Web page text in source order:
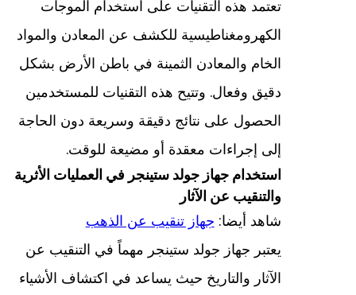
تعتمد هذه التقنيات على استخدام الموجات
الكهرومغناطيسية للكشف عن المعادن والمواد
الخام والمعادن الثمينة في باطن الأرض بشكل
دقيق وفعال. وتتيح هذه التقنيات للمستخدمين
الحصول على نتائج دقيقة وسريعة دون الحاجة
إلى إجراءات معقدة أو مضيعة للوقت.
استخدام جهاز جولد ستينجر في العمليات الأثرية
والتنقيب عن الآثار
شاهد أيضا: جهاز تنقيب عن الذهب
يعتبر جهاز جولد ستينجر مهماً في التنقيب عن
الآثار والتاريخ حيث يساعد في اكتشاف الأشياء